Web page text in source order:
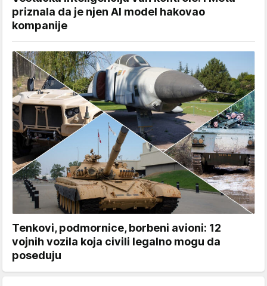
priznala da je njen AI model hakovao
kompanije
Tenkovi, podmornice, borbeni avioni: 12
vojnih vozila koja civili legalno mogu da
poseduju